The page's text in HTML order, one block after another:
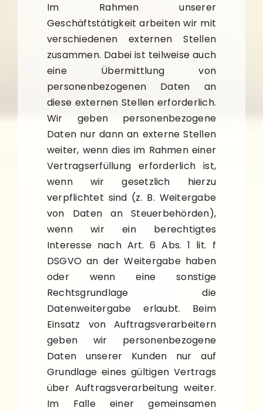
Im Rahmen unserer
Geschäftstätigkeit arbeiten wir mit
verschiedenen externen Stellen
zusammen. Dabei ist teilweise auch
eine Übermittlung von
personenbezogenen Daten an
diese externen Stellen erforderlich.
Wir geben personenbezogene
Daten nur dann an externe Stellen
weiter, wenn dies im Rahmen einer
Vertragserfüllung erforderlich ist,
wenn wir gesetzlich hierzu
verpflichtet sind (z. B. Weitergabe
von Daten an Steuerbehörden),
wenn wir ein berechtigtes
Interesse nach Art. 6 Abs. 1 lit. f
DSGVO an der Weitergabe haben
oder wenn eine sonstige
Rechtsgrundlage die
Datenweitergabe erlaubt. Beim
Einsatz von Auftragsverarbeitern
geben wir personenbezogene
Daten unserer Kunden nur auf
Grundlage eines gültigen Vertrags
über Auftragsverarbeitung weiter.
Im Falle einer gemeinsamen